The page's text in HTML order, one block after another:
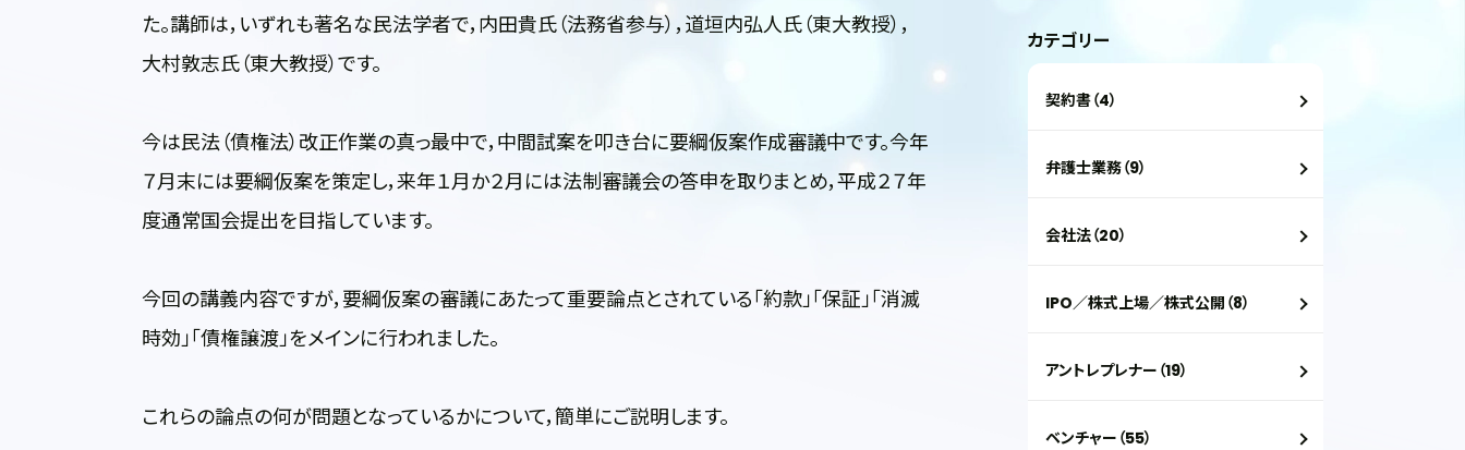
た。講師は，いずれも著名な民法学者で，内田貴氏（法務省参与），道垣内弘人氏（東大教授），
大村敦志氏（東大教授）です。
今は民法（債権法）改正作業の真っ最中で，中間試案を叩き台に要綱仮案作成審議中です。今年
７月末には要綱仮案を策定し，来年１月か２月には法制審議会の答申を取りまとめ，平成２７年
度通常国会提出を目指しています。
今回の講義内容ですが，要綱仮案の審議にあたって重要論点とされている「約款」「保証」「消滅
時効」「債権譲渡」をメインに行われました。
これらの論点の何が問題となっているかについて，簡単にご説明します。
カテゴリー
契約書（4）
弁護士業務（9）
会社法（20）
IPO／株式上場／株式公開（8）
アントレプレナー（19）
ベンチャー（55）